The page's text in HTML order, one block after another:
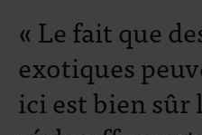
« Le fait que
exotiques
ici est bien sûr